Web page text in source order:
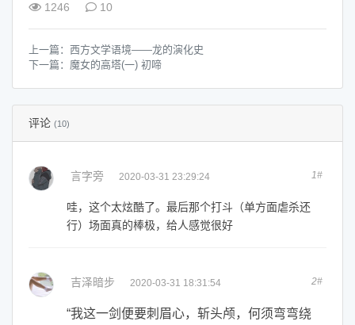
1246 10
上一篇： 西方文学语境——龙的演化史
下一篇： 魔女的高塔(一) 初啼
评论 (10)
言字旁 2020-03-31 23:29:24 1#
哇，这个太炫酷了。最后那个打斗（单方面虐杀还
行）场面真的棒极，给人感觉很好
吉泽暗步 2020-03-31 18:31:54 2#
“我这一剑便要刺眉心，斩头颅，何须弯弯绕